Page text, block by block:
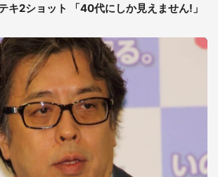
キ2ショット 「40代にしか見えません!」